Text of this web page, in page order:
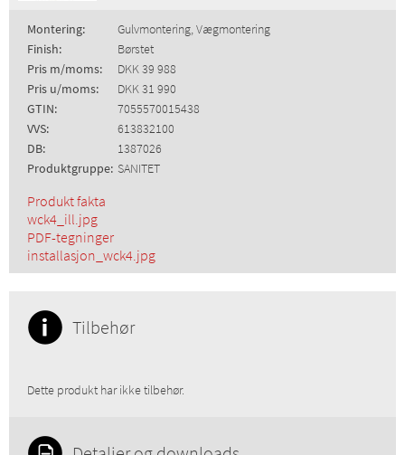
Montering:
Gulvmontering, Vægmontering
Finish:
Børstet
Pris m/moms:
DKK 39 988
Pris u/moms:
DKK 31 990
GTIN:
7055570015438
VVS:
613832100
DB:
1387026
Produktgruppe: SANITET
Produkt fakta
wck4_ill.jpg
PDF-tegninger
installasjon_wck4.jpg
Tilbehør
Dette produkt har ikke tilbehør.